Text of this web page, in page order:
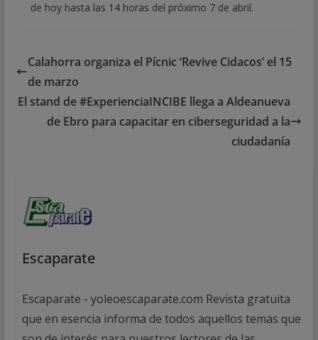
de hoy hasta las 14 horas del próximo 7 de abril.
Calahorra organiza el Pícnic ‘Revive Cidacos’ el 15
de marzo
El stand de #ExperienciaINCIBE llega a Aldeanueva
de Ebro para capacitar en ciberseguridad a la
ciudadanía
Escaparate
Escaparate - yoleoescaparate.com Revista gratuita
que en esencia informa de todos aquellos temas que